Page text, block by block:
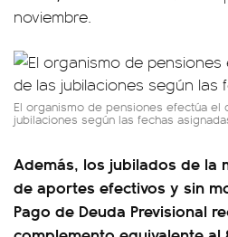
noviembre.
El organismo de pensiones efectúa el
jubilaciones según las fechas
Además, los jubilados de la
de aportes efectivos y sin
Pago de Deuda Previsional